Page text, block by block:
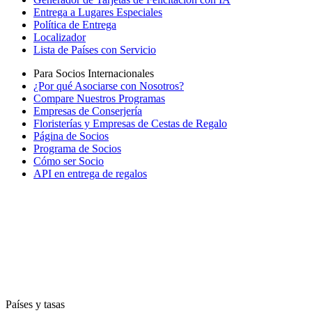
Entrega a Lugares Especiales
Política de Entrega
Localizador
Lista de Países con Servicio
Para Socios Internacionales
¿Por qué Asociarse con Nosotros?
Compare Nuestros Programas
Empresas de Conserjería
Floristerías y Empresas de Cestas de Regalo
Página de Socios
Programa de Socios
Cómo ser Socio
API en entrega de regalos
Países y tasas